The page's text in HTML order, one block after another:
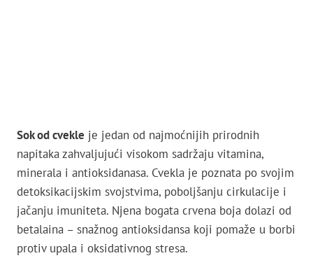
Sok od cvekle je jedan od najmoćnijih prirodnih
napitaka zahvaljujući visokom sadržaju vitamina,
minerala i antioksidanasa. Cvekla je poznata po svojim
detoksikacijskim svojstvima, poboljšanju cirkulacije i
jačanju imuniteta. Njena bogata crvena boja dolazi od
betalaina – snažnog antioksidansa koji pomaže u borbi
protiv upala i oksidativnog stresa.